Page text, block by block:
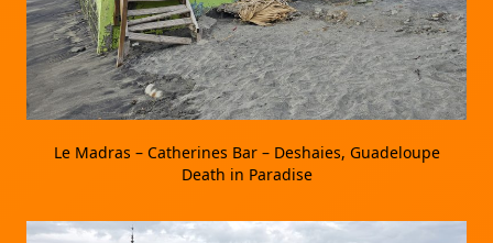
Le Madras – Catherines Bar – Deshaies, Guadeloupe
Death in Paradise